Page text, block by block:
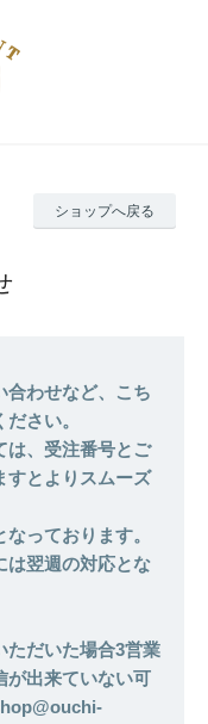
ショップへ戻る
合わせなど、こち
さい。
、受注番号とご
すとよりスムーズ
っております。
は翌週の対応とな
ただいた場合3営業
が出来ていない可